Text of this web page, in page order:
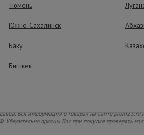
(реализации) уточняйте у продавца.
справочный характер. Стоимость товара и
Вся информация о товарах на сайте
Убедительно просим Вас при покупке проверять
Тюмень
Южно-Сахалинск
Баку
Бишкек